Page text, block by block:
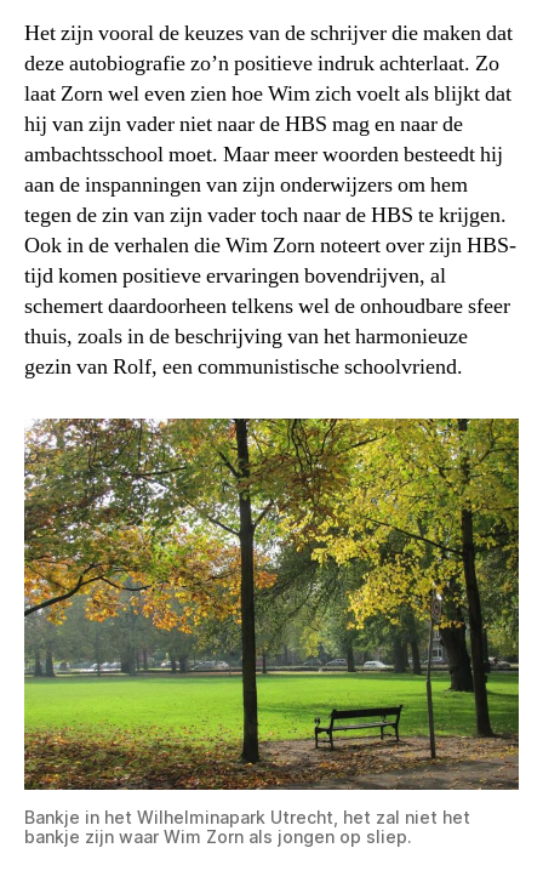
Het zijn vooral de keuzes van de schrijver die maken dat
deze autobiografie zo’n positieve indruk achterlaat. Zo
laat Zorn wel even zien hoe Wim zich voelt als blijkt dat
hij van zijn vader niet naar de HBS mag en naar de
ambachtsschool moet. Maar meer woorden besteedt hij
aan de inspanningen van zijn onderwijzers om hem
tegen de zin van zijn vader toch naar de HBS te krijgen.
Ook in de verhalen die Wim Zorn noteert over zijn HBS-
tijd komen positieve ervaringen bovendrijven, al
schemert daardoorheen telkens wel de onhoudbare sfeer
thuis, zoals in de beschrijving van het harmonieuze
gezin van Rolf, een communistische schoolvriend.
Bankje in het Wilhelminapark Utrecht, het zal niet het
bankje zijn waar Wim Zorn als jongen op sliep.